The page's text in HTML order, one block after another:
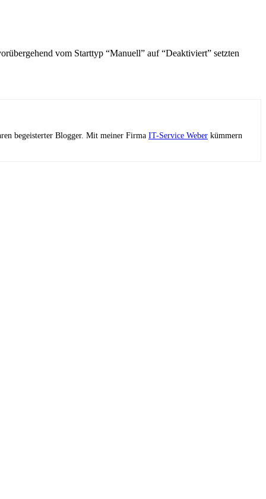
vom Starttyp “Manuell” auf “Deaktiviert” setzten
begeisterter Blogger. Mit meiner Firma IT-Service Weber kümmern